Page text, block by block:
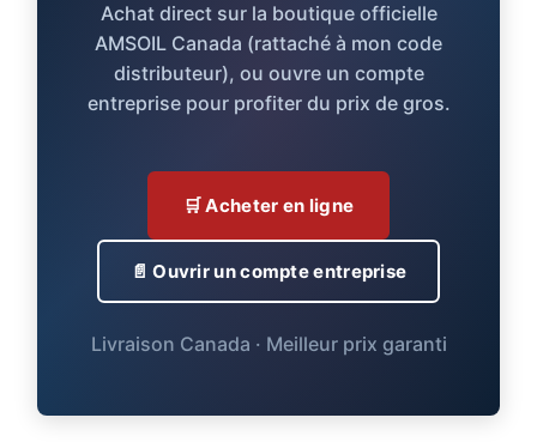
Achat direct sur la boutique officielle
AMSOIL Canada (rattaché à mon code
distributeur), ou ouvre un compte
entreprise pour profiter du prix de gros.
🛒 Acheter en ligne
📄 Ouvrir un compte entreprise
Livraison Canada · Meilleur prix garanti